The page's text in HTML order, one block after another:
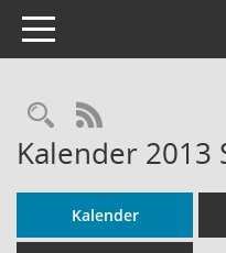
Toggle navigation
RSS-Feed
Kalender 2013
Kalender